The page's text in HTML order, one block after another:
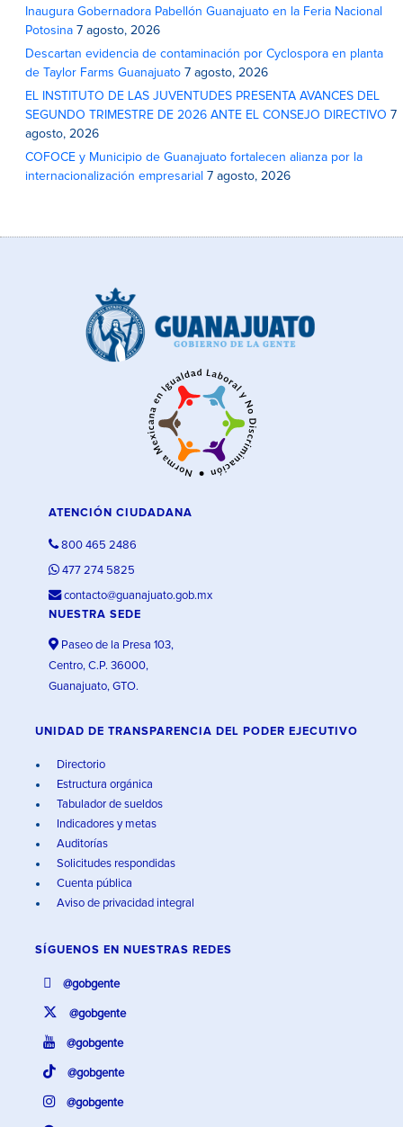
Inaugura Gobernadora Pabellón Guanajuato en la Feria Nacional
Potosina 7 agosto, 2026
Descartan evidencia de contaminación por Cyclospora en planta
de Taylor Farms Guanajuato 7 agosto, 2026
EL INSTITUTO DE LAS JUVENTUDES PRESENTA AVANCES DEL
SEGUNDO TRIMESTRE DE 2026 ANTE EL CONSEJO DIRECTIVO 7
agosto, 2026
COFOCE y Municipio de Guanajuato fortalecen alianza por la
internacionalización empresarial 7 agosto, 2026
ATENCIÓN CIUDADANA
800 465 2486
477 274 5825
contacto@guanajuato.gob.mx
NUESTRA SEDE
Paseo de la Presa 103,
Centro, C.P. 36000,
Guanajuato, GTO.
UNIDAD DE TRANSPARENCIA DEL PODER EJECUTIVO
Directorio
Estructura orgánica
Tabulador de sueldos
Indicadores y metas
Auditorías
Solicitudes respondidas
Cuenta pública
Aviso de privacidad integral
SÍGUENOS EN NUESTRAS REDES
@gobgente
@gobgente
@gobgente
@gobgente
@gobgente